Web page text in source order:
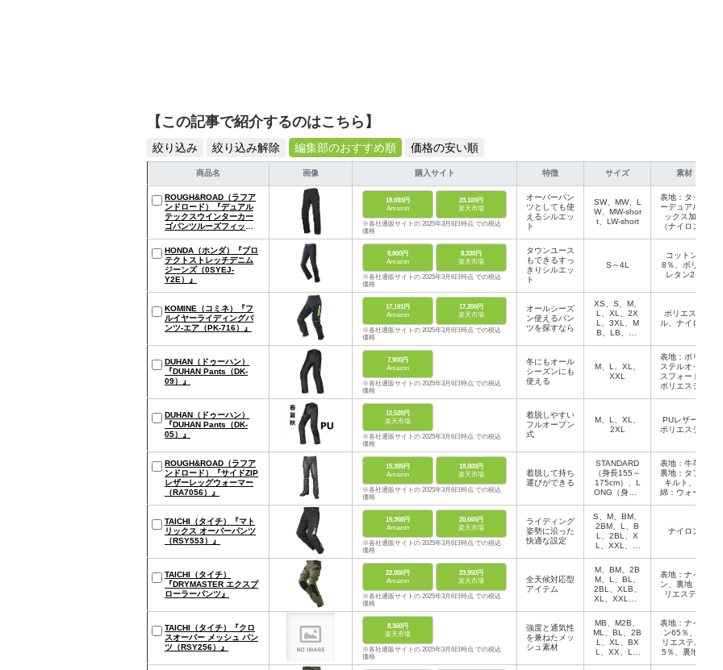
【この記事で紹介するのはこちら】
絞り込み 絞り込み解除 編集部のおすすめ順 価格の安い順
商品名 画像 購入サイト 特徴 サイズ 素材
ROUGH&ROAD（ラフア
ンドロード）『デュアル
テックスウインターカー
ゴパンツルーズフィット
18,693円
Amazon
23,100円
楽天市場
※各社通販サイトの 2025年3月6日時点 での税込
価格
オーバーパン
ツとしても使
えるシルエッ
ト
SW、MW、L
W、MW-shor
t、LW-short
表地：タッサ
ーデュアルテ
ックス加工
（ナイロン、
綿：ウォーム
マックス（ポ
リエステ
タフタ
HONDA（ホンダ）『プロ
テクトストレッチデニム
ジーンズ（0SYEJ-
Y2E）』
8,800円
Amazon
8,330円
楽天市場
※各社通販サイトの 2025年3月6日時点 での税込
価格
タウンユース
もできるすっ
きりシルエッ
ト
S～4L
コットン9
8％、ポリウ
レタン2％
KOMINE（コミネ）『フ
ルイヤーライディングパ
ンツ-エア（PK-716）』
17,191円
Amazon
17,200円
楽天市場
※各社通販サイトの 2025年3月6日時点 での税込
価格
オールシーズ
ン使えるパン
ツを探すなら
XS、S、M、
L、XL、2X
L、3XL、M
B、LB、XL
XLB
ポリエステ
ル、ナイロン
DUHAN（ドゥーハン）
『DUHAN Pants（DK-
09）』
7,900円
Amazon
※各社通販サイトの 2025年3月6日時点 での税込
価格
冬にもオール
シーズンにも
使える
M、L、XL、
XXL
表地：ポリエ
ステルオック
スフォード、
ポリエステル
ロン、ポリエ
ステル、綿
DUHAN（ドゥーハン）
『DUHAN Pants（DK-
05）』
12,528円
楽天市場
※各社通販サイトの 2025年3月6日時点 での税込
価格
着脱しやすい
フルオープン
式
M、L、XL、
2XL
PUレザー、
ポリエステル
ROUGH&ROAD（ラフア
ンドロード）『サイドZIP
レザーレッグウォーマー
（RA7056）』
15,395円
Amazon
18,000円
楽天市場
※各社通販サイトの 2025年3月6日時点 での税込
価格
着脱して持ち
運びができる
STANDARD
（身長155～
175cm）、L
ONG（身長1
表地：牛革、
裏地：タフタ
キルト、中
綿：ウォーム
TAICHI（タイチ）『マト
リックス オーバーパンツ
（RSY553）』
19,368円
Amazon
20,665円
楽天市場
※各社通販サイトの 2025年3月6日時点 での税込
価格
ライディング
姿勢に沿った
快適な設定
S、M、BM、
2BM、L、B
L、2BL、X
L、XXL、W
ナイロン
TAICHI（タイチ）
『DRYMASTER エクスプ
ローラーパンツ』
22,000円
Amazon
23,950円
楽天市場
※各社通販サイトの 2025年3月6日時点 での税込
価格
全天候対応型
アイテム
M、BM、2B
M、L、BL、
2BL、XLB、
XL、XXL、3
表地：ナイロ
ン、裏地：ポ
リエステル
TAICHI（タイチ）『クロ
スオーバー メッシュ パン
ツ（RSY256）』
8,360円
楽天市場
※各社通販サイトの 2025年3月6日時点 での税込
価格
強度と通気性
を兼ねたメッ
シュ素材
MB、M2B、
ML、BL、2B
L、XL、BX
L、XX、LW
表地：ナイロ
ン65％、ポ
リエステル3
5％、裏地：